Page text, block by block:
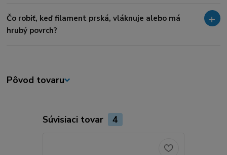
Čo robiť, keď filament prská, vláknuje alebo má
hrubý povrch?
Pôvod tovaru
Súvisiaci tovar 4